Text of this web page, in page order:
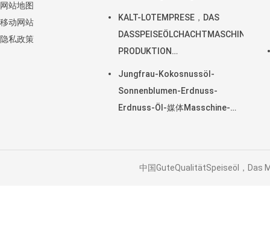
网站地图
移动网站
隐私政策
KALT-LOTEMPRESE，DAS
DASSPEISEÖLCHACHTMASCHINEN-
PRODUKTION
Jungfrau-Kokosnussöl-
Sonnenblumen-Erdnuss-
Erdnuss-Öl-媒体Masschine-
中国GuteQualitätSpeiseöl，Das